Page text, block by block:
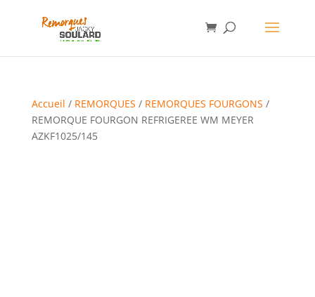
Accueil / REMORQUES / REMORQUES FOURGONS /
REMORQUE FOURGON REFRIGEREE WM MEYER
AZKF1025/145